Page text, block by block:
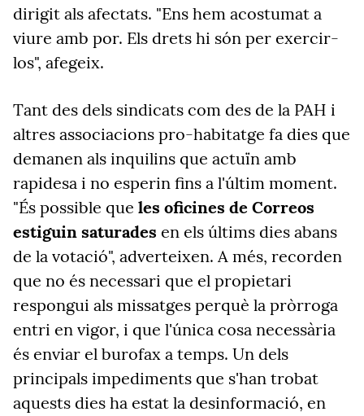
dirigit als afectats. "Ens hem acostumat a
viure amb por. Els drets hi són per exercir-
los", afegeix.
Tant des dels sindicats com des de la PAH i
altres associacions pro-habitatge fa dies que
demanen als inquilins que actuïn amb
rapidesa i no esperin fins a l'últim moment.
"És possible que les oficines de Correos
estiguin saturades en els últims dies abans
de la votació", adverteixen. A més, recorden
que no és necessari que el propietari
respongui als missatges perquè la pròrroga
entri en vigor, i que l'única cosa necessària
és enviar el burofax a temps. Un dels
principals impediments que s'han trobat
aquests dies ha estat la desinformació, en